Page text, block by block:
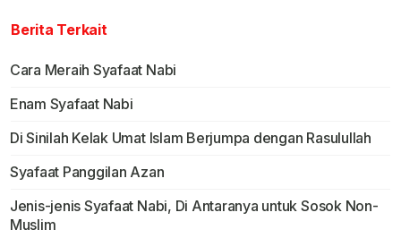
Berita Terkait
Cara Meraih Syafaat Nabi
Enam Syafaat Nabi
Di Sinilah Kelak Umat Islam Berjumpa dengan Rasulullah
Syafaat Panggilan Azan
Jenis-jenis Syafaat Nabi, Di Antaranya untuk Sosok Non-
Muslim